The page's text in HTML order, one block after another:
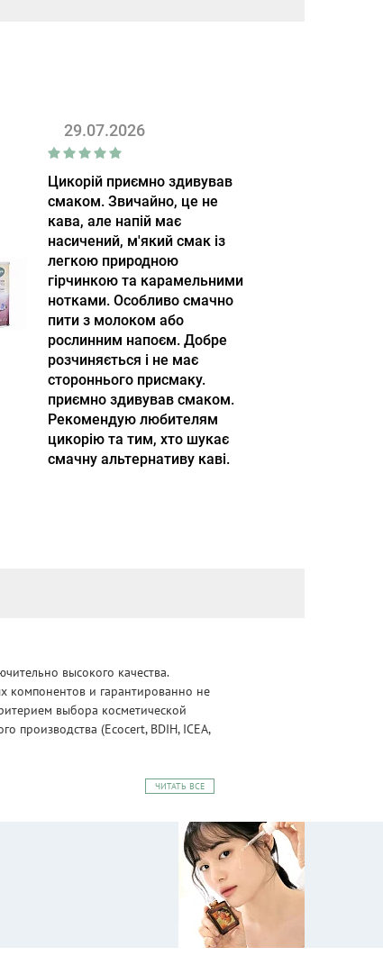
29.07.2026
Цикорій приємно здивував
смаком. Звичайно, це не
кава, але напій має
насичений, м'який смак із
легкою природною
гірчинкою та карамельними
нотками. Особливо смачно
пити з молоком або
рослинним напоєм. Добре
розчиняється і не має
стороннього присмаку.
приємно здивував смаком.
Рекомендую любителям
цикорію та тим, хто шукає
смачну альтернативу каві.
высокого качества.
компонентов и гарантированно не
выбора косметической
производства (Ecocert, BDIH, ICEA,
ЧИТАТЬ ВСЕ